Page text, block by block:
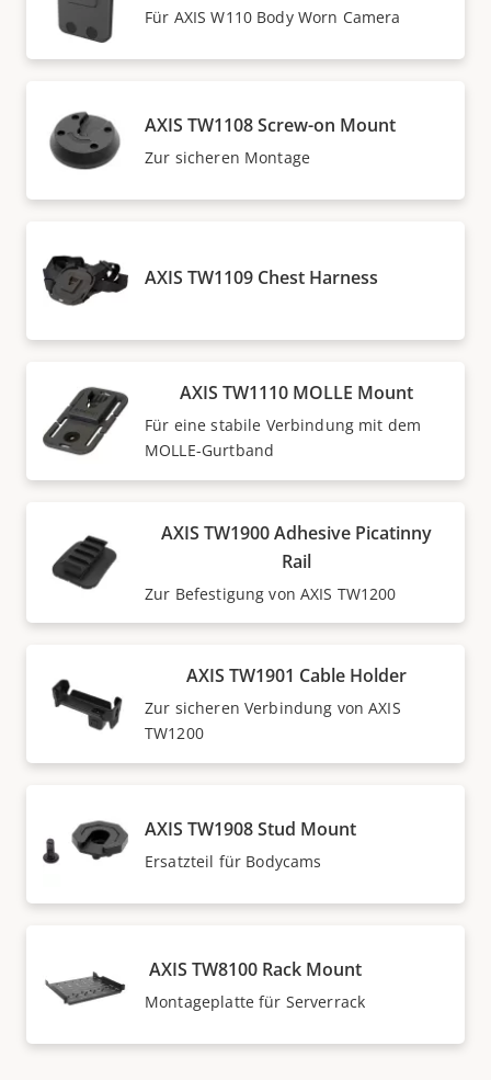
Für AXIS W110 Body Worn Camera
AXIS TW1108 Screw-on Mount
Zur sicheren Montage
AXIS TW1109 Chest Harness
AXIS TW1110 MOLLE Mount
Für eine stabile Verbindung mit dem
MOLLE-Gurtband
AXIS TW1900 Adhesive Picatinny
Rail
Zur Befestigung von AXIS TW1200
AXIS TW1901 Cable Holder
Zur sicheren Verbindung von AXIS
TW1200
AXIS TW1908 Stud Mount
Ersatzteil für Bodycams
AXIS TW8100 Rack Mount
Montageplatte für Serverrack